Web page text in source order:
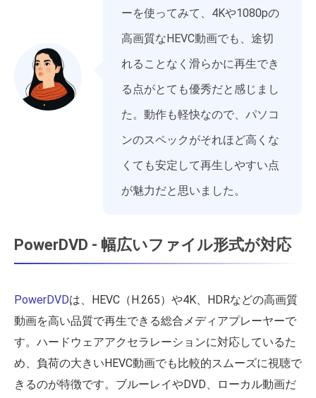
ーを使ってみて、4Kや1080pの
高画質なHEVC動画でも、途切
れることなく滑らかに再生でき
る点がとても優秀だと感じまし
た。動作も軽快なので、パソコ
ンのスペックがそれほど高くな
くても安定して再生しやすい点
が魅力だと思いました。
PowerDVD - 幅広いファイル形式が対応
PowerDVDは、HEVC（H.265）や4K、HDRなどの高画質
動画を高い品質で再生できる総合メディアプレーヤーで
す。ハードウェアアクセラレーションに対応しているた
め、負荷の大きいHEVC動画でも比較的スムーズに視聴で
きるのが特徴です。ブルーレイやDVD、ローカル動画だ